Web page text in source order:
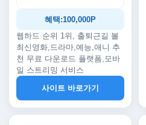
혜택:100,000P
웹하드 순위 1위, 출퇴근길 볼
최신영화,드라마,예능,애니 추
천 무료 다운로드 플랫폼,모바
일 스트리밍 서비스
사이트 바로가기